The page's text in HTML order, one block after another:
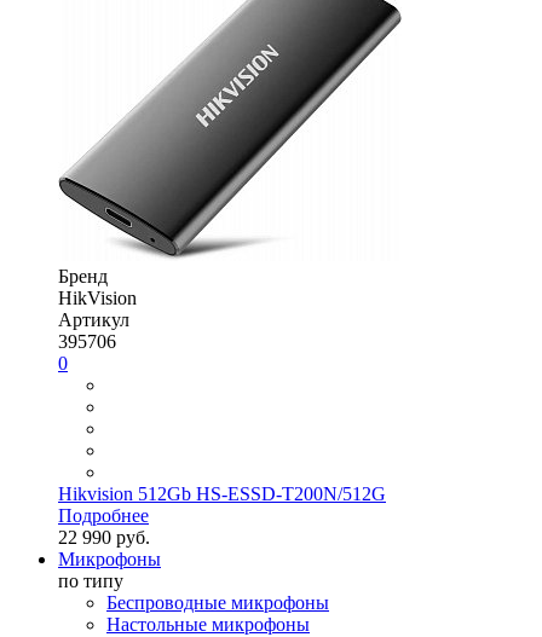
Бренд
HikVision
Артикул
395706
0
Hikvision 512Gb HS-ESSD-T200N/512G
Подробнее
22 990 руб.
Микрофоны
по типу
Беспроводные микрофоны
Настольные микрофоны